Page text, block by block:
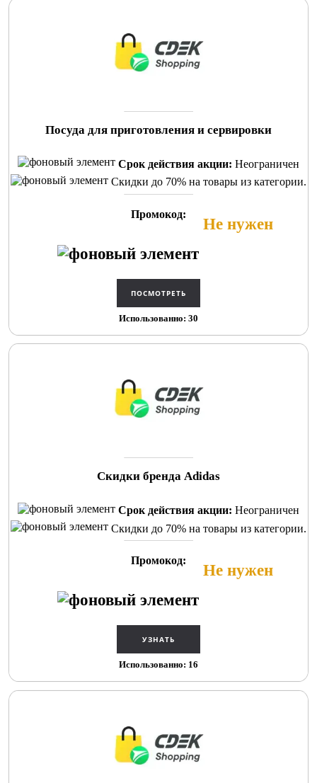
Посуда для приготовления и сервировки
Срок действия акции: Неограничен
Скидки до 70% на товары из категории.
Промокод:
Не нужен
Использованно: 30
Скидки бренда Adidas
Срок действия акции: Неограничен
Скидки до 70% на товары из категории.
Промокод:
Не нужен
Использованно: 16